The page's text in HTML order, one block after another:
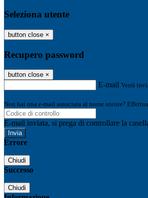
Seleziona utente
button close ×
Recupero password
button close ×
E-mail Verrà
Non hai una e-mail associata al nome utente?
E-mail inviata, si prega di controllare la
Errore
Chiudi
Successo
Chiudi